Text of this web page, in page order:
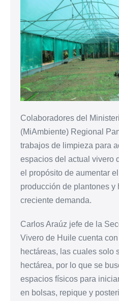
Colaboradores del
(MiAmbiente) Regional
trabajos de limpieza para
espacios del actual vivero
el propósito de aumentar
producción de plantones y
creciente demanda.
Carlos Araúz jefe de la
Vivero de Huile cuenta
hectáreas, las cuales solo
hectárea, por lo que se
espacios físicos para
en bolsas, repique y